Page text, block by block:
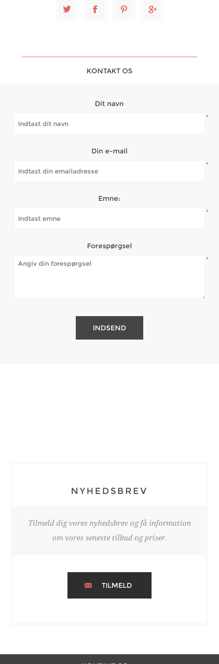
KONTAKT OS
Dit navn
*
Din e-mail
*
Emne:
*
Forespørgsel
*
NYHEDSBREV
Tilmeld dig vores nyhedsbrev og få information
om vores seneste tilbud og priser.
TILMELD